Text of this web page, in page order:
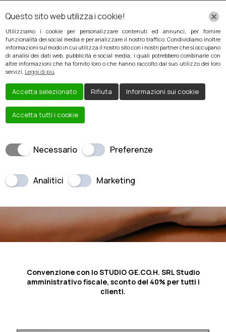
CONVENZIONI
Convenzione con lo STUDIO GE.CO.H. SRL Studio
amministrativo fiscale, sconto del 40% per tutti i
clienti.
Questo sito web utilizza i cookie!
Utilizziamo i cookie per personalizzare contenuti ed annunci, per fornire
funzionalità dei social media e per analizzare il nostro traffico. Condividiamo inoltre
informazioni sul modo in cui utilizza il nostro sito con i nostri partner che si occupano
di analisi dei dati web, pubblicità e social media, i quali potrebbero combinarle con
altre informazioni che ha fornito loro o che hanno raccolto dal suo utilizzo dei loro
servizi. Leggi di più
Accetta selezionato Rifiuta Informazioni sui cookie
Accetta tutti i cookie
Necessario Preferenze
Analitici Marketing